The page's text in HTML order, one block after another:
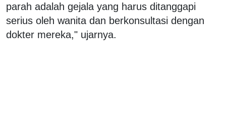
parah adalah gejala yang harus ditanggapi
serius oleh wanita dan berkonsultasi dengan
dokter mereka," ujarnya.